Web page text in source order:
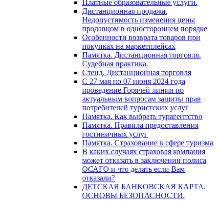
Платные образовательные услуги.
Дистанционная продажа.
Недопустимость изменения цены
продавцом в одностороннем порядке
Особенности возврата товаров при
покупках на маркетплейсах
Памятка. Дистанционная торговля.
Судебная практика.
Стенд. Дистанционная торговля
C 27 мая по 07 июня 2024 года
проведение Горячей линии по
актуальным вопросам защиты прав
потребителей туристских услуг
Памятка. Как выбрать турагентство
Памятка. Правила предоставления
гостиничных услуг
Памятка. Страхование в сфере туризма
В каких случаях страховая компания
может отказать в заключении полиса
ОСАГО и что делать если Вам
отказали?
ДЕТСКАЯ БАНКОВСКАЯ КАРТА.
ОСНОВЫ БЕЗОПАСНОСТИ.